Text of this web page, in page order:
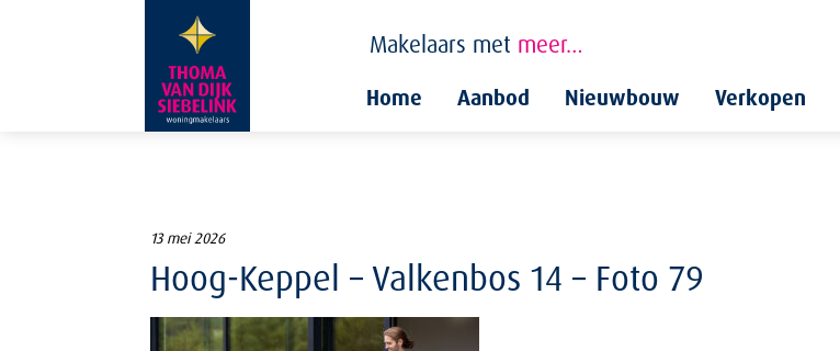
Makelaars met meer…
Home Aanbod Nieuwbouw Verkopen
13 mei 2026
Hoog-Keppel – Valkenbos 14 – Foto 79